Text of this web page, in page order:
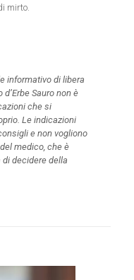
mirto.
informativo di libera
Sauro non è
che si
Le indicazioni
e non vogliono
medico, che è
decidere della